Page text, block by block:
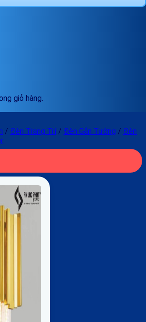
giỏ hàng.
/ Đèn Trang Trí / Đèn Gắn Tường / Đèn